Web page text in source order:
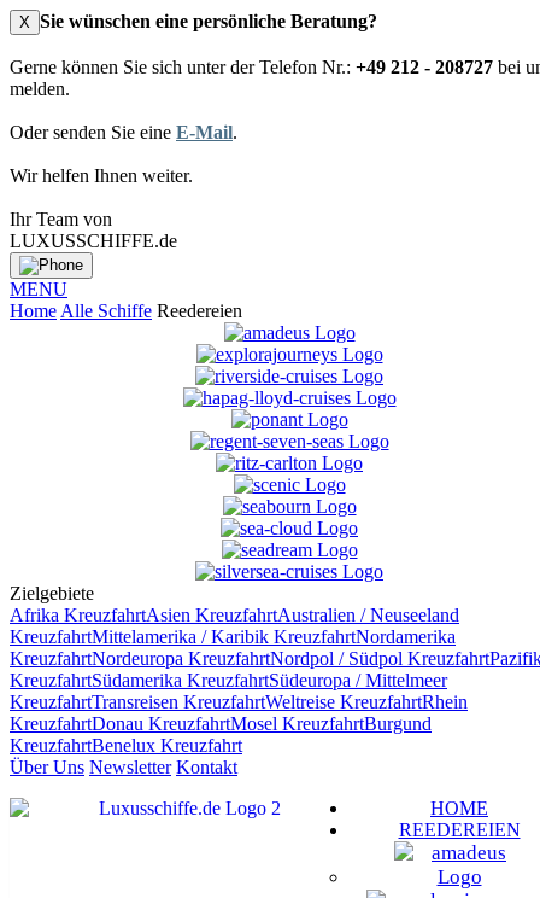
X Sie wünschen eine persönliche Beratung?
Gerne können Sie sich unter der Telefon Nr.: +49 212 - 208727 bei
melden.
Oder senden Sie eine E-Mail.
Wir helfen Ihnen weiter.
Ihr Team von
LUXUSSCHIFFE.de
MENU
Home Alle Schiffe Reedereien
Zielgebiete
Afrika KreuzfahrtAsien KreuzfahrtAustralien / Neuseeland
KreuzfahrtMittelamerika / Karibik KreuzfahrtNordamerika
KreuzfahrtNordeuropa KreuzfahrtNordpol / Südpol Kreuzfahrt
KreuzfahrtSüdamerika KreuzfahrtSüdeuropa / Mittelmeer
KreuzfahrtTransreisen KreuzfahrtWeltreise KreuzfahrtRhein
KreuzfahrtDonau KreuzfahrtMosel KreuzfahrtBurgund
KreuzfahrtBenelux Kreuzfahrt
Über Uns Newsletter Kontakt
HOME
REEDEREIEN